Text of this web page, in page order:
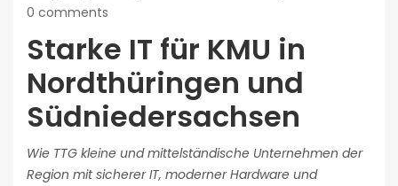
0 comments
Starke IT für KMU in
Nordthüringen und
Südniedersachsen
Wie TTG kleine und mittelständische Unternehmen der
Region mit sicherer IT, moderner Hardware und